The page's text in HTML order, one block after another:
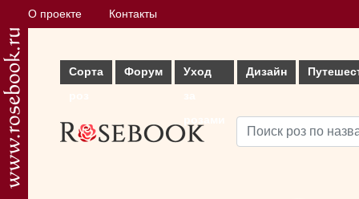
О проекте Контакты
Сорта
Форум
Уход
Дизайн